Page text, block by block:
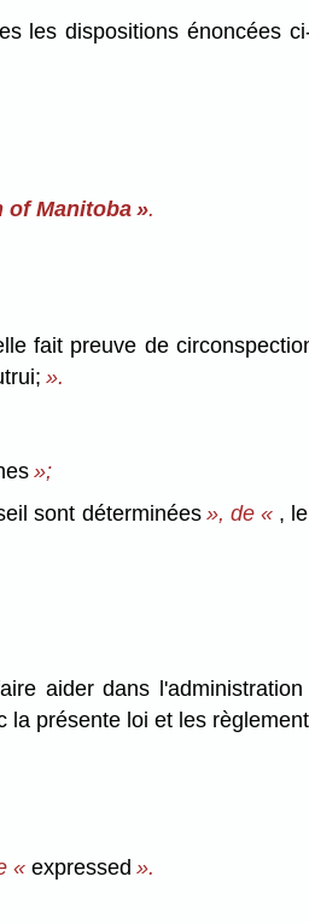
les dispositions énoncées
Manitoba ».
fait preuve de
».
»;
sont déterminées», de « ,
aider dans
présente loi et les
« expressed ».